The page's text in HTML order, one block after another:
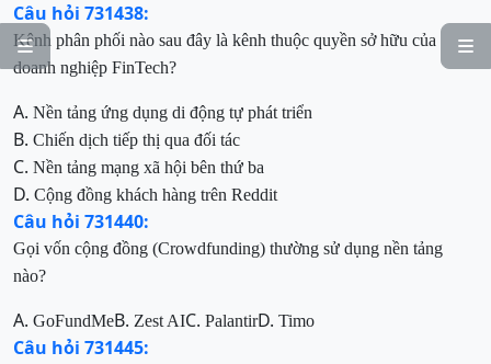


Câu hỏi 731438:
Kênh phân phối nào sau đây là kênh thuộc quyền sở hữu của
doanh nghiệp FinTech?
A. Nền tảng ứng dụng di động tự phát triển
B. Chiến dịch tiếp thị qua đối tác
C. Nền tảng mạng xã hội bên thứ ba
D. Cộng đồng khách hàng trên Reddit
Câu hỏi 731440:
Gọi vốn cộng đồng (Crowdfunding) thường sử dụng nền tảng
nào?
A. GoFundMeB. Zest AIC. PalantirD. Timo
Câu hỏi 731445: